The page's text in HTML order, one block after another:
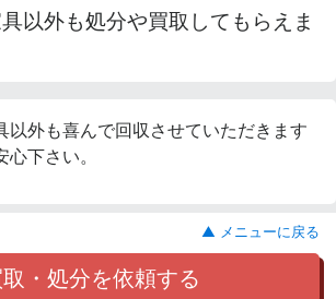
以外も処分や買取してもらえま
以外も喜んで回収させていただきます
心下さい。
▲ メニューに戻る
取・処分を依頼する